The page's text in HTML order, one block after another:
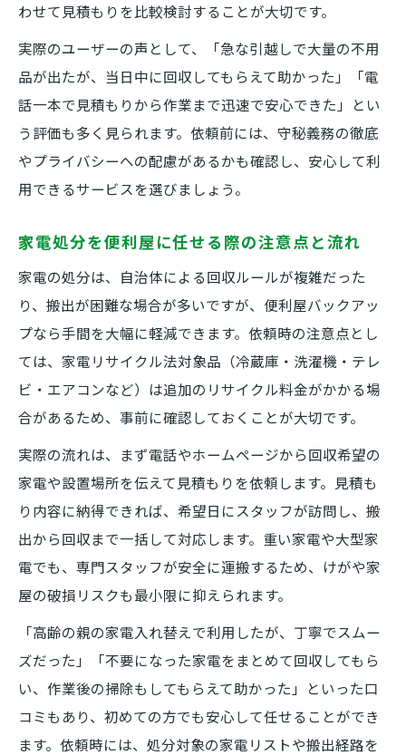
わせて見積もりを比較検討することが大切です。
実際のユーザーの声として、「急な引越しで大量の不用
品が出たが、当日中に回収してもらえて助かった」「電
話一本で見積もりから作業まで迅速で安心できた」とい
う評価も多く見られます。依頼前には、守秘義務の徹底
やプライバシーへの配慮があるかも確認し、安心して利
用できるサービスを選びましょう。
家電処分を便利屋に任せる際の注意点と流れ
家電の処分は、自治体による回収ルールが複雑だった
り、搬出が困難な場合が多いですが、便利屋バックアッ
プなら手間を大幅に軽減できます。依頼時の注意点とし
ては、家電リサイクル法対象品（冷蔵庫・洗濯機・テレ
ビ・エアコンなど）は追加のリサイクル料金がかかる場
合があるため、事前に確認しておくことが大切です。
実際の流れは、まず電話やホームページから回収希望の
家電や設置場所を伝えて見積もりを依頼します。見積も
り内容に納得できれば、希望日にスタッフが訪問し、搬
出から回収まで一括して対応します。重い家電や大型家
電でも、専門スタッフが安全に運搬するため、けがや家
屋の破損リスクも最小限に抑えられます。
「高齢の親の家電入れ替えで利用したが、丁寧でスムー
ズだった」「不要になった家電をまとめて回収してもら
い、作業後の掃除もしてもらえて助かった」といった口
コミもあり、初めての方でも安心して任せることができ
ます。依頼時には、処分対象の家電リストや搬出経路を